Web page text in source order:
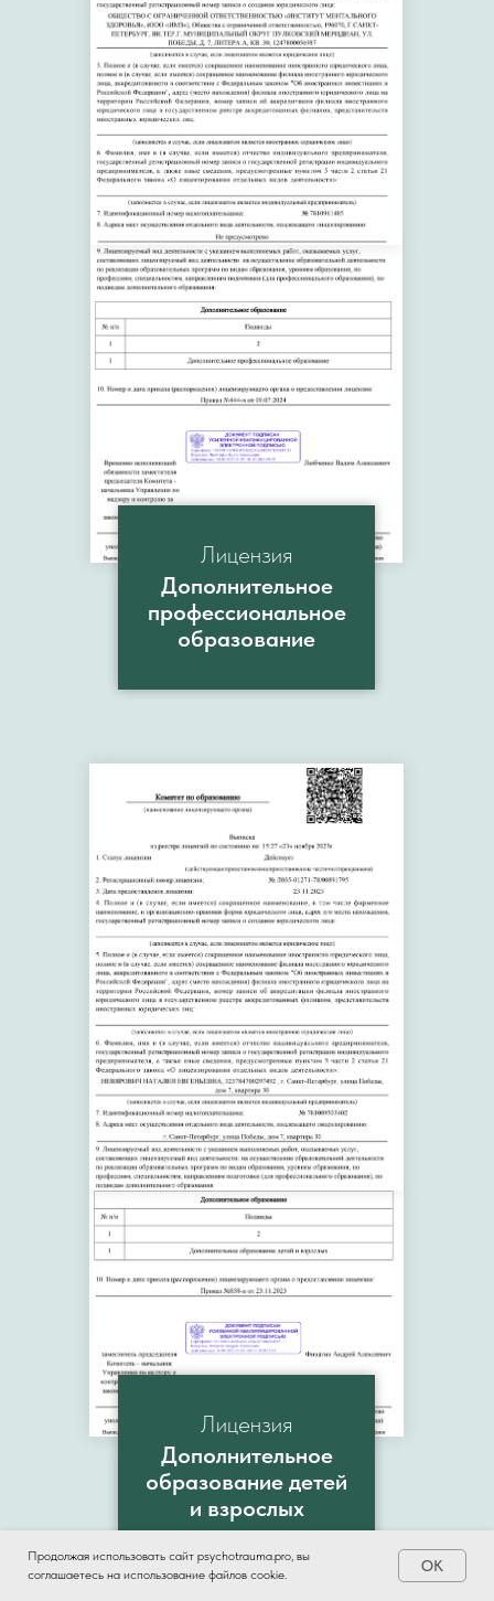
Дополнительное
образование детей
и взрослых
Лицензия
Лицензия
Дополнительное
професcиональное
образование
Продолжая использовать сайт psychotrauma.pro, вы
соглашаетесь на использование файлов cookie.
OK